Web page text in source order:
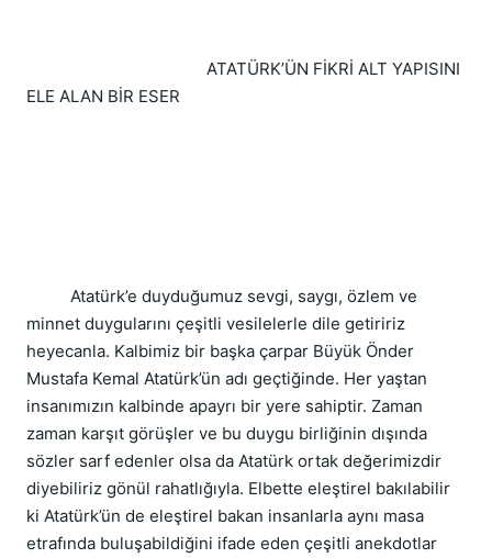
ATATÜRK’ÜN FİKRİ ALT YAPISINI
ELE ALAN BİR ESER
Atatürk’e duyduğumuz sevgi, saygı, özlem ve
minnet duygularını çeşitli vesilelerle dile getiririz
heyecanla. Kalbimiz bir başka çarpar Büyük Önder
Mustafa Kemal Atatürk’ün adı geçtiğinde. Her yaştan
insanımızın kalbinde apayrı bir yere sahiptir. Zaman
zaman karşıt görüşler ve bu duygu birliğinin dışında
sözler sarf edenler olsa da Atatürk ortak değerimizdir
diyebiliriz gönül rahatlığıyla. Elbette eleştirel bakılabilir
ki Atatürk’ün de eleştirel bakan insanlarla aynı masa
etrafında buluşabildiğini ifade eden çeşitli anekdotlar